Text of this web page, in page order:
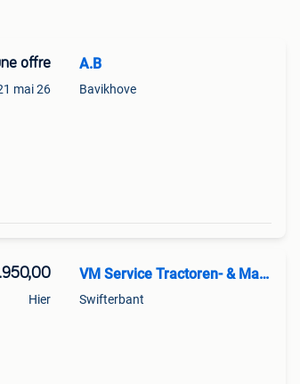
offre
mai 26
A.B
Bavikhove
Hier
VM Service Tractoren- & Machinehandel
Swifterbant